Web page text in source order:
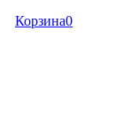
Корзина0